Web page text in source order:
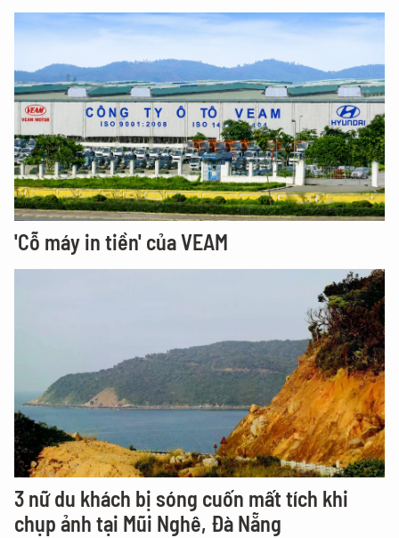
'Cỗ máy in tiền' của VEAM
3 nữ du khách bị sóng cuốn mất tích khi
chụp ảnh tại Mũi Nghê, Đà Nẵng